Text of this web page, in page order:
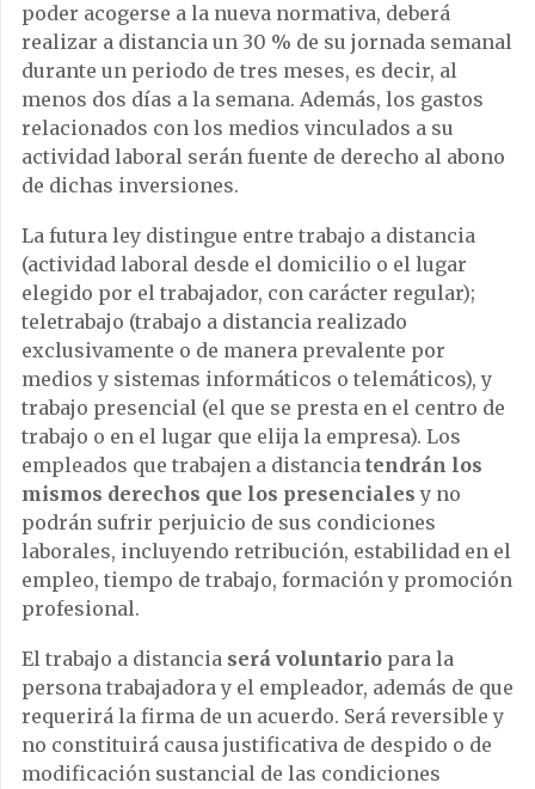
poder acogerse a la nueva normativa, deberá
realizar a distancia un 30 % de su jornada semanal
durante un periodo de tres meses, es decir, al
menos dos días a la semana. Además, los gastos
relacionados con los medios vinculados a su
actividad laboral serán fuente de derecho al abono
de dichas inversiones.
La futura ley distingue entre trabajo a distancia
(actividad laboral desde el domicilio o el lugar
elegido por el trabajador, con carácter regular);
teletrabajo (trabajo a distancia realizado
exclusivamente o de manera prevalente por
medios y sistemas informáticos o telemáticos), y
trabajo presencial (el que se presta en el centro de
trabajo o en el lugar que elija la empresa). Los
empleados que trabajen a distancia tendrán los
mismos derechos que los presenciales y no
podrán sufrir perjuicio de sus condiciones
laborales, incluyendo retribución, estabilidad en el
empleo, tiempo de trabajo, formación y promoción
profesional.
El trabajo a distancia será voluntario para la
persona trabajadora y el empleador, además de que
requerirá la firma de un acuerdo. Será reversible y
no constituirá causa justificativa de despido o de
modificación sustancial de las condiciones